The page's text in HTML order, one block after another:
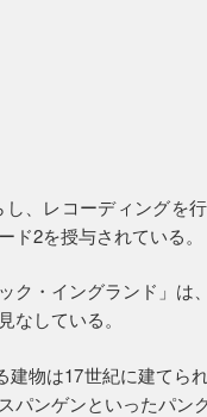
、レコーディングを
2を授与されている。
ク・イングランド」は
している。
物は17世紀に建てら
パンゲンといったパン